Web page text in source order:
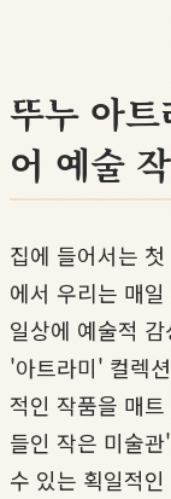
뚜누 아
어 예술
집에 들어서는
에서 우리는 매
일상에 예술적
'아트라미' 컬렉
적인 작품을 매
들인 작은 미술
수 있는 획일적